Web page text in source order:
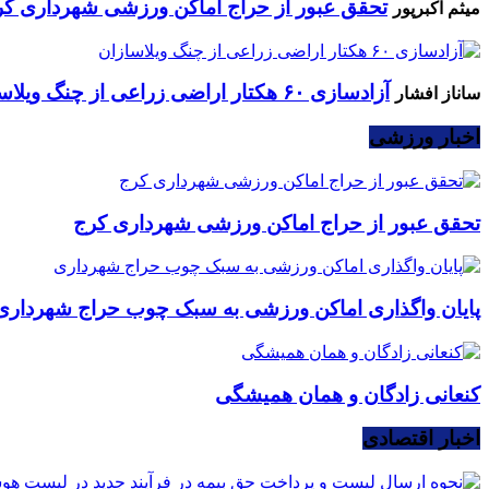
میثم اکبرپور تحقق عبور از حراج اماکن ورزشی شهرداری
ساناز افشار
آزادسازی ۶۰ هکتار اراضی زراعی از چنگ ویلاسازان
اخبار ورزشی
تحقق عبور از حراج اماکن ورزشی شهرداری کرج
پایان واگذاری اماکن ورزشی به سبک چوب حراج
کنعانی زادگان و همان همیشگی
اخبار اقتصادی